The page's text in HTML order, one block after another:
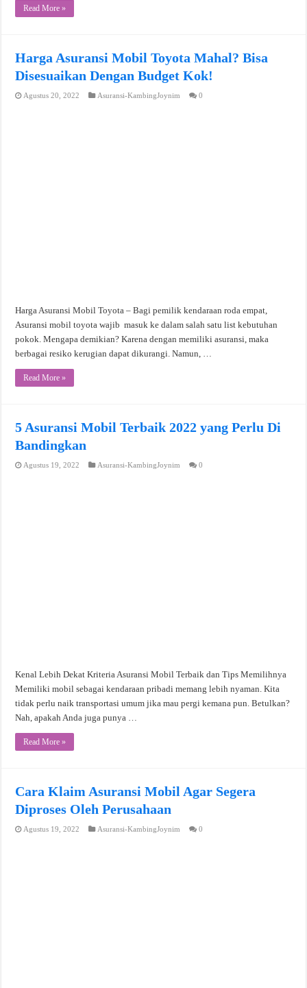
Read More »
Harga Asuransi Mobil Toyota Mahal? Bisa
Disesuaikan Dengan Budget Kok!
Agustus 20, 2022 Asuransi-KambingJoynim 0
Harga Asuransi Mobil Toyota – Bagi pemilik kendaraan roda empat,
Asuransi mobil toyota wajib masuk ke dalam salah satu list kebutuhan
pokok. Mengapa demikian? Karena dengan memiliki asuransi, maka
berbagai resiko kerugian dapat dikurangi. Namun, …
Read More »
5 Asuransi Mobil Terbaik 2022 yang Perlu Di
Bandingkan
Agustus 19, 2022 Asuransi-KambingJoynim 0
Kenal Lebih Dekat Kriteria Asuransi Mobil Terbaik dan Tips Memilihnya
Memiliki mobil sebagai kendaraan pribadi memang lebih nyaman. Kita
tidak perlu naik transportasi umum jika mau pergi kemana pun. Betulkan?
Nah, apakah Anda juga punya …
Read More »
Cara Klaim Asuransi Mobil Agar Segera
Diproses Oleh Perusahaan
Agustus 19, 2022 Asuransi-KambingJoynim 0